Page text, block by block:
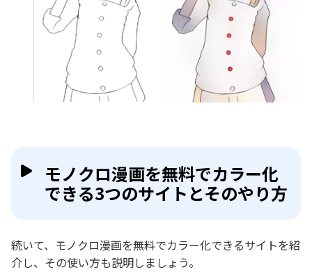
モノクロ漫画を無料でカラー化
できる3つのサイトとそのやり方
続いて、モノクロ漫画を無料でカラー化できるサイトを紹
介し、その使い方も説明しましょう。